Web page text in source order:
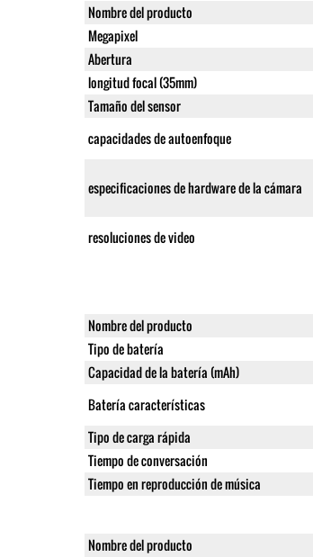
Nombre del producto
Megapixel
Abertura
longitud focal (35mm)
Tamaño del sensor
capacidades de autoenfoque
especificaciones de hardware de la cámara
resoluciones de video
Nombre del producto
Tipo de batería
Capacidad de la batería (mAh)
Batería características
Tipo de carga rápida
Tiempo de conversación
Tiempo en reproducción de música
Nombre del producto